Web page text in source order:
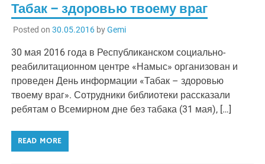
Табак – здоровью твоему враг
Posted on 30.05.2016byGemi
30 мая 2016 года в Республиканском социально-
реабилитационном центре «Намыс» организован и
проведен День информации «Табак – здоровью
твоему враг». Сотрудники библиотеки рассказали
ребятам о Всемирном дне без табака (31 мая), […]
READ MORE